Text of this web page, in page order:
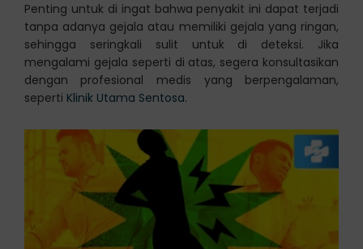
Penting untuk di ingat bahwa penyakit ini dapat terjadi
tanpa adanya gejala atau memiliki gejala yang ringan,
sehingga seringkali sulit untuk di deteksi. Jika
mengalami gejala seperti di atas, segera konsultasikan
dengan profesional medis yang berpengalaman,
seperti Klinik Utama Sentosa.